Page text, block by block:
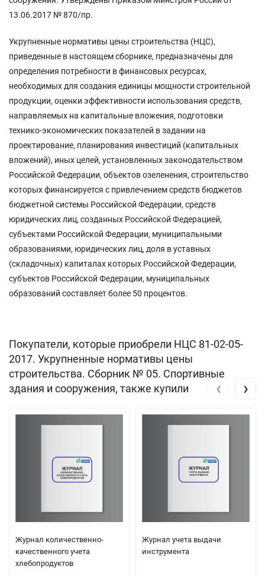
13.06.2017 № 870/пр.
Укрупненные нормативы цены строительства (НЦС),
приведенные в настоящем сборнике, предназначены для
определения потребности в финансовых ресурсах,
необходимых для создания единицы мощности строительной
продукции, оценки эффективности использования средств,
направляемых на капитальные вложения, подготовки
технико-экономических показателей в задании на
проектирование, планирования инвестиций (капитальных
вложений), иных целей, установленных законодательством
Российской Федерации, объектов озеленения, строительство
которых финансируется с привлечением средств бюджетов
бюджетной системы Российской Федерации, средств
юридических лиц, созданных Российской Федерацией,
субъектами Российской Федерации, муниципальными
образованиями, юридических лиц, доля в уставных
(складочных) капиталах которых Российской Федерации,
субъектов Российской Федерации, муниципальных
образований составляет более 50 процентов.
Покупатели, которые приобрели НЦС 81-02-05-
2017. Укрупненные нормативы цены
строительства. Сборник № 05. Спортивные
здания и сооружения, также купили
Журнал количественно-
качественного учета
хлебопродуктов
Журнал учета выдачи
инструмента
‹ ›